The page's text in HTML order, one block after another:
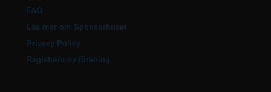
FAQ
Läs mer om Sponsorhuset
Privacy Policy
Registrera ny förening